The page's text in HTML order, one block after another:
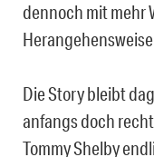
dennoch mit mehr
Die Story bleibt
anfangs doch
Tommy Shelby